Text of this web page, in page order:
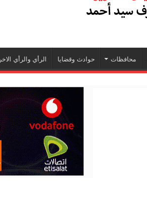
محافظات حوادث وقضايا الرأي والرأي الاخر